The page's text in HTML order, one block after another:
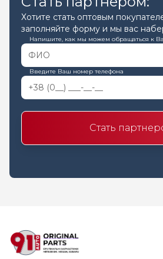
Хотите стать оптовым
заполняйте форму и мы вас
Напишите, как мы можем обращаться к
Введите Ваш номер телефона
Стать